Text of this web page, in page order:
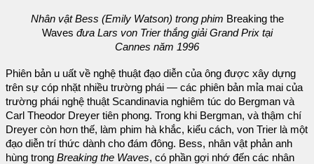
Nhân vật Bess (Emily Watson) trong phim Breaking the
Waves đưa Lars von Trier thắng giải Grand Prix tại
Cannes năm 1996
Phiên bản u uất về nghệ thuật đạo diễn của ông được xây dựng
trên sự cóp nhặt nhiều trường phái — các phiên bản mỉa mai của
trường phái nghệ thuật Scandinavia nghiêm túc do Bergman và
Carl Theodor Dreyer tiên phong. Trong khi Bergman, và thậm chí
Dreyer còn hơn thế, làm phim hà khắc, kiểu cách, von Trier là một
đạo diễn trí thức dành cho đám đông. Bess, nhân vật phản anh
hùng trong Breaking the Waves, có phần gợi nhớ đến các nhân